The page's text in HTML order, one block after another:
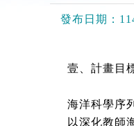
發布日期：
壹、計畫目
海洋科學序
以深化教師